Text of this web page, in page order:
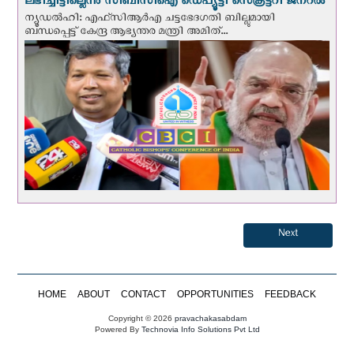
ലഭിച്ചിട്ടില്ലെന്നു സിബിസിഐ ഡെപ്യൂട്ടി സെക്രട്ടറി ജനറല്‍
ന്യൂഡല്‍ഹി: എഫ്‌സിആര്‍എ ചട്ടഭേദഗതി ബില്ലുമായി
ബന്ധപ്പെട്ട് കേന്ദ്ര ആഭ്യന്തര മന്ത്രി അമിത്...
Next
HOME ABOUT CONTACT OPPORTUNITIES FEEDBACK
Copyright © 2026 pravachakasabdam
Powered ByTechnovia Info Solutions Pvt Ltd